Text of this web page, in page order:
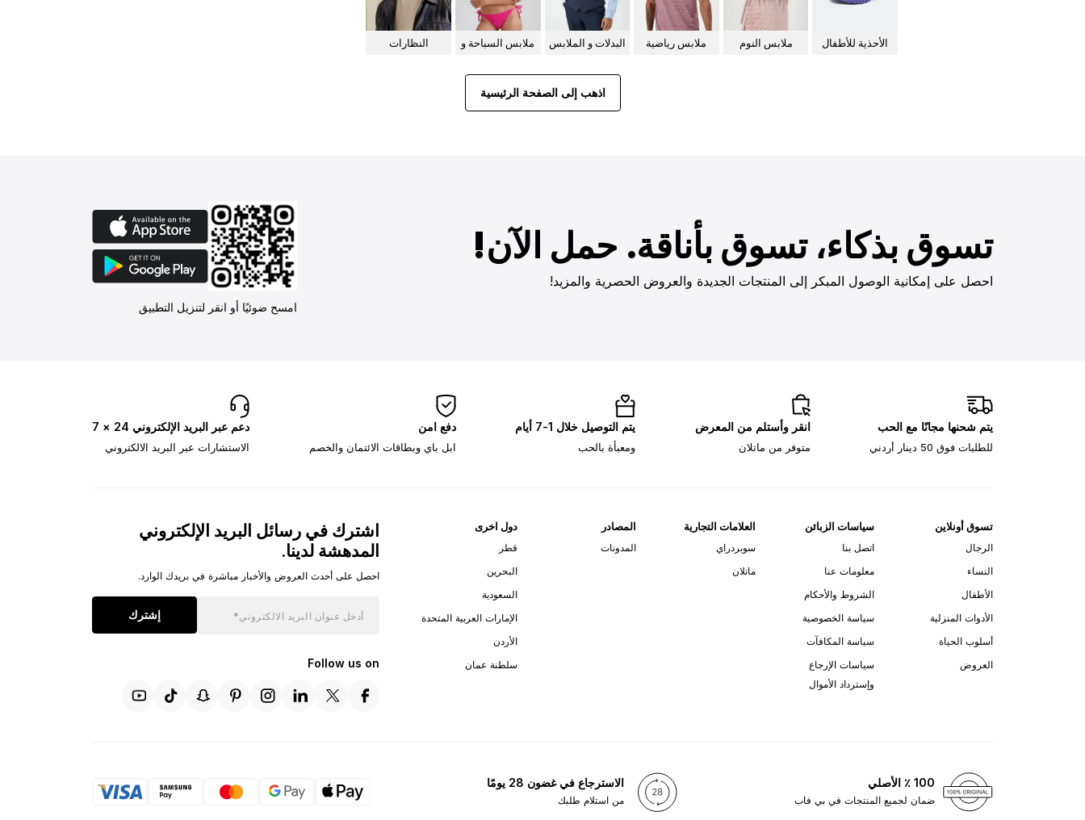
الأحذية للأطفال
ملابس النوم
ملابس رياضية
البدلات و الملابس
ملابس السباحة و
النظارات
اذهب إلى الصفحة الرئيسية
تسوق بذكاء، تسوق بأناقة. حمل الآن!
احصل على إمكانية الوصول المبكر إلى المنتجات الجديدة والعروض الحصرية والمزيد!
امسح ضوئيًا أو انقر لتنزيل التطبيق
يتم شحنها مجانًا مع الحب
للطلبات فوق 50 دينار أردني
انقر وأستلم من المعرض
متوفر من ماتلان
يتم التوصيل خلال 1-7 أيام
ومعبأة بالحب
دفع امن
ابل باي وبطاقات الائتمان والخصم
دعم عبر البريد الإلكتروني 24 × 7
الاستشارات عبر البريد الالكتروني
تسوق أونلاين
الرجال
النساء
الأطفال
الأدوات المنزلية
أسلوب الحياة
العروض
سياسات الزبائن
اتصل بنا
معلومات عنا
الشروط والأحكام
سياسة الخصوصية
سياسة المكافآت
سياسات الإرجاع
وإسترداد الأموال
العلامات التجارية
سوبردراي
ماتلان
المصادر
المدونات
دول اخرى
قطر
البحرين
السعودية
الإمارات العربية المتحدة
الأردن
سلطنة عمان
اشترك في رسائل البريد الإلكتروني
المدهشة لدينا.
احصل على أحدث العروض والأخبار مباشرة في بريدك الوارد.
إشترك
Follow us on
100 ٪ الأصلي
ضمان لجميع المنتجات في بي فاب
الاسترجاع في غضون 28 يومًا
من استلام طلبك